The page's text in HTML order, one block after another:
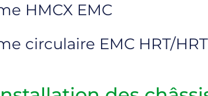
HMCX EMC
circulaire EMC HRT/